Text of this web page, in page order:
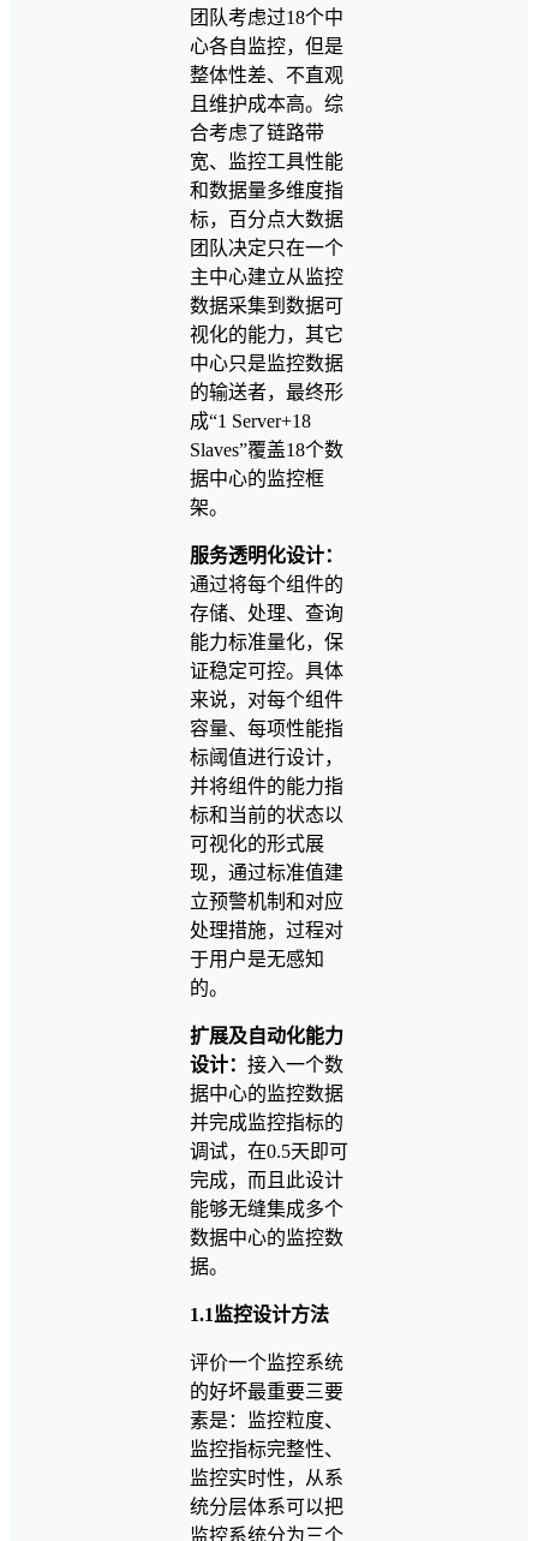
团队考虑过18个中
心各自监控，但是
整体性差、不直观
且维护成本高。综
合考虑了链路带
宽、监控工具性能
和数据量多维度指
标，百分点大数据
团队决定只在一个
主中心建立从监控
数据采集到数据可
视化的能力，其它
中心只是监控数据
的输送者，最终形
成“1 Server+18
Slaves”覆盖18个数
据中心的监控框
架。
服务透明化设计：
通过将每个组件的
存储、处理、查询
能力标准量化，保
证稳定可控。具体
来说，对每个组件
容量、每项性能指
标阈值进行设计，
并将组件的能力指
标和当前的状态以
可视化的形式展
现，通过标准值建
立预警机制和对应
处理措施，过程对
于用户是无感知
的。
扩展及自动化能力
设计： 接入一个数
据中心的监控数据
并完成监控指标的
调试，在0.5天即可
完成，而且此设计
能够无缝集成多个
数据中心的监控数
据。
1.1监控设计方法
评价一个监控系统
的好坏最重要三要
素是：监控粒度、
监控指标完整性、
监控实时性，从系
统分层体系可以把
监控系统分为三个